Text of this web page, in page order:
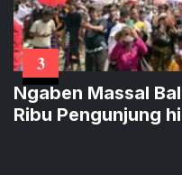
3
Ngaben Massal
Ribu Pengunjung